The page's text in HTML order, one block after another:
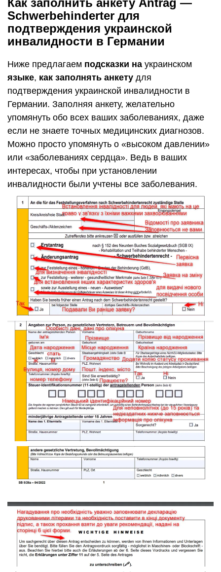
Schwerbehinderter для
подтверждения украинской
инвалидности в Германии
Ниже предлагаем подсказки на украинском
языке, как заполнять анкету для
подтверждения украинской инвалидности в
Германии. Заполняя анкету, желательно
упомянуть обо всех ваших заболеваниях, даже
если не знаете точных медицинских диагнозов.
Можно просто упомянуть о «высоком давлении»
или «заболеваниях сердца». Ведь в ваших
интересах, чтобы при установлении
инвалидности были учтены все заболевания.